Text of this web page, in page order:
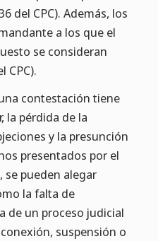
del CPC). Además, los
a los que el
se consideran
CPC).
contestación tiene
la pérdida de la
y la presunción
presentados por el
se pueden alegar
la falta de
de un proceso judicial
suspensión o